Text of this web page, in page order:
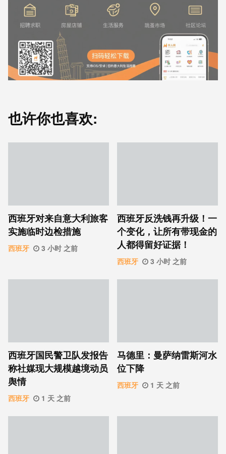
也许你也喜欢:
西班牙对来自意大利旅客
实施临时边检措施
西班牙 3 小时 之前
西班牙反洗钱再升级！一
个变化，让所有带现金的
人都得留好证据！
西班牙 3 小时 之前
西班牙国民警卫队发报告
称社媒现大规模越境动员
舆情
西班牙 1 天 之前
马德里：曼萨纳雷斯河水
位下降
西班牙 1 天 之前